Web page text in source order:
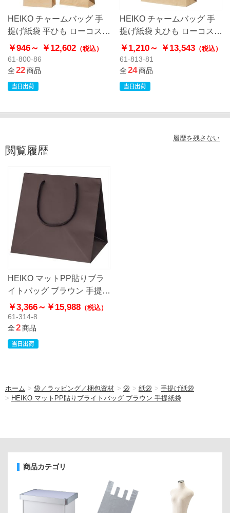
HEIKO チャームバッグ 手
提げ紙袋 平ひも ローコスト
タイプ 茶無地
￥946～ ￥12,602 （税込）
61-800-86
全22商品
HEIKO チャームバッグ 手
提げ紙袋 丸ひも ローコスト
タイプ 茶無地
￥1,210～ ￥13,543（税込）
61-813-81
全24商品
履歴を残さない
閲覧履歴
HEIKO マットPP貼りブラ
イトバッグ ブラウン 手提紙
袋
￥3,366～ ￥15,988 （税込）
61-314-8
全2商品
ホーム >袋／ラッピング／梱包資材 > 袋 > 紙袋 > 手提げ紙袋
> HEIKO マットPP貼りブライトバッグ ブラウン 手提紙袋
商品カテゴリ